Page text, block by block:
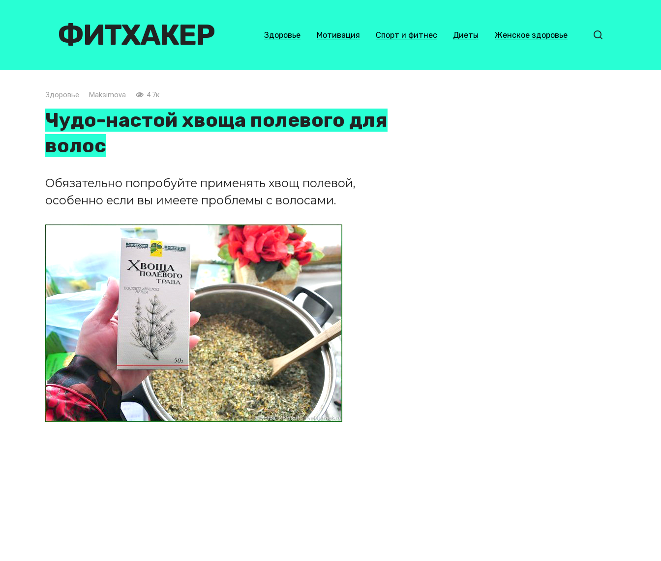
ФИТХАКЕР Здоровье Мотивация Спорт и фитнес Диеты Женское здоровье
Здоровье Maksimova 4.7к.
Чудо-настой хвоща полевого для
волос
Обязательно попробуйте применять хвощ полевой,
особенно если вы имеете проблемы с волосами.